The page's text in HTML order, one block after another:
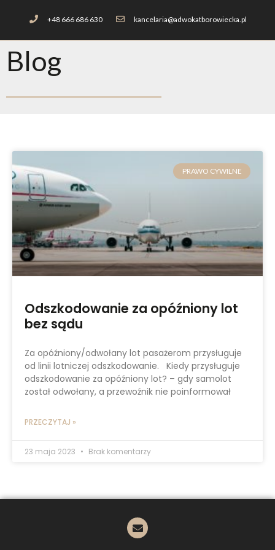
+48 666 686 630 kancelaria@adwokatborowiecka.pl
Blog
PRAWO CYWILNE
Odszkodowanie za opóźniony lot
bez sądu
Za opóźniony/odwołany lot pasażerom przysługuje
od linii lotniczej odszkodowanie. Kiedy przysługuje
odszkodowanie za opóźniony lot? – gdy samolot
został odwołany, a przewoźnik nie poinformował
PRZECZYTAJ »
23 maja 2023 Brak komentarzy